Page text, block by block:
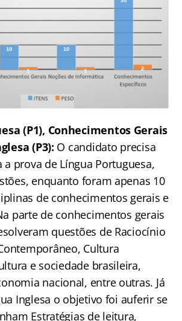
(P1), Conhecimentos Gerais
(P3): O candidato precisa
prova de Língua Portuguesa,
enquanto foram apenas 10
de conhecimentos gerais e
parte de conhecimentos gerais
questões de Raciocínio
Cultura
e sociedade brasileira,
nacional, entre outras. Já
Inglesa o objetivo foi auferir se
Estratégias de leitura,